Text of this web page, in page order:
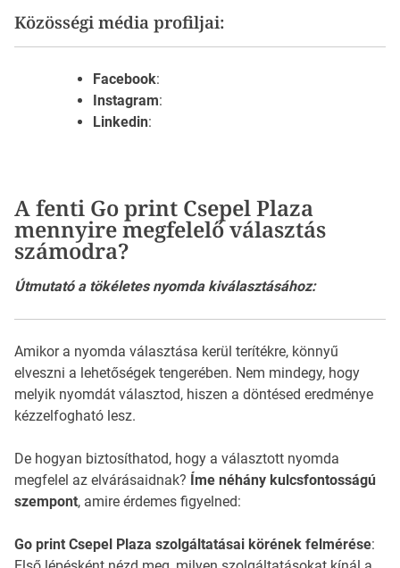
Közösségi média profiljai:
Facebook:
Instagram:
Linkedin:
A fenti Go print Csepel Plaza
mennyire megfelelő választás
számodra?
Útmutató a tökéletes nyomda kiválasztásához:
Amikor a nyomda választása kerül terítékre, könnyű
elveszni a lehetőségek tengerében. Nem mindegy, hogy
melyik nyomdát választod, hiszen a döntésed eredménye
kézzelfogható lesz.
De hogyan biztosíthatod, hogy a választott nyomda
megfelel az elvárásaidnak? Íme néhány kulcsfontosságú
szempont, amire érdemes figyelned:
Go print Csepel Plaza szolgáltatásai körének felmérése: